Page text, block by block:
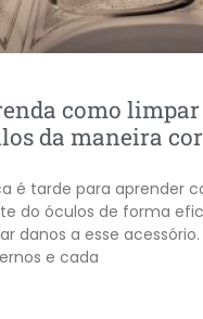
como limpar
da maneira
é tarde para aprender
do óculos de forma
danos a esse
e cada